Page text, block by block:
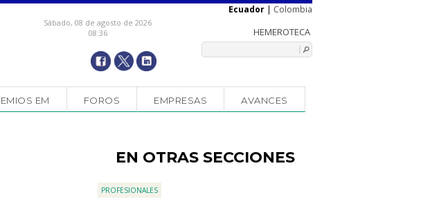
Sábado, 08 de agosto de 2026
08:36
Ecuador | Colombia
EM FOROS EMPRESAS AVANCES
EN OTRAS SECCIONES
PROFESIONALES